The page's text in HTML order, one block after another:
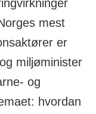
mest
er
miljøminister
og
hvordan